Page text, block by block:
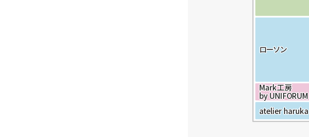
atelierharuka
atelierharuka
atelierharuka
Mark工房
byUNIFORUM
Mark工房
byUNIFORUM
Mark工房
byUNIFORUM
ローソン
ローソン
ローソン